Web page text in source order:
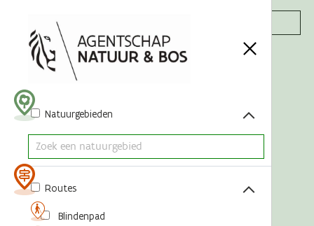
Acties
Natuurgebieden
Routes
Blindenpad